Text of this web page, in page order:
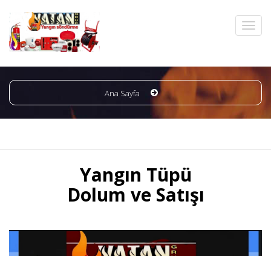
Ana Sayfa
Yangın Tüpü
Dolum ve Satışı